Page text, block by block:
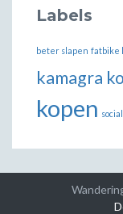
Labels
beter slapen fatbike
kamagra
kopen